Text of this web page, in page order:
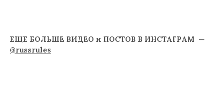
ЕЩЕ БОЛЬШЕ ВИДЕО и ПОСТОВ В ИНСТАГРАМ —
@russrules